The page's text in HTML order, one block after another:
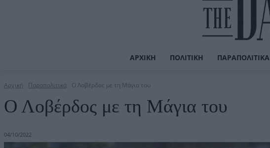
ΑΡΧΙΚΉ ΠΟΛΙΤΙΚΉ ΠΑΡΑΠΟΛΙΤΙΚΆ
Αρχική Παραπολιτικά Ο Λοβέρδος με τη Μάγια του
Ο Λοβέρδος με τη Μάγια του
04/10/2022